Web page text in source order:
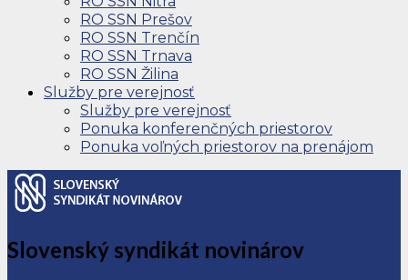
RO SSN Prešov
RO SSN Trenčín
RO SSN Trnava
RO SSN Žilina
Služby pre verejnosť
Služby pre verejnosť
Ponuka konferenčných priestorov
Ponuka voľných priestorov na prenájom
Slovenský syndikát novinárov